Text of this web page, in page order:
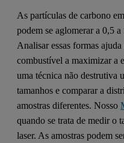
As partículas de carbono
podem se aglomerar a 0,5
Analisar essas formas
combustível a maximizar a
uma técnica não destrutiva
tamanhos e comparar a
amostras diferentes. Nosso
quando se trata de medir o
laser. As amostras podem